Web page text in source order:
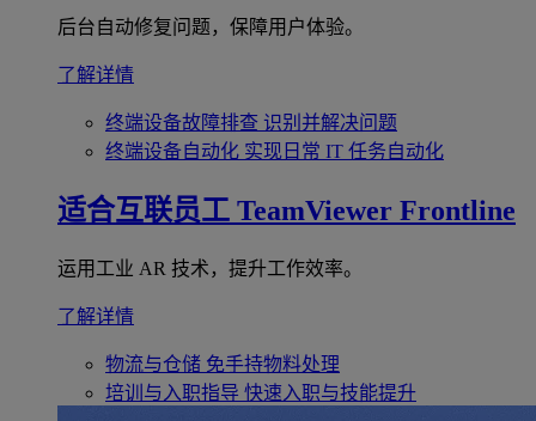
后台自动修复问题，保障用户体验。
了解详情
终端设备故障排查 识别并解决问题
终端设备自动化 实现日常 IT 任务自动化
适合互联员工 TeamViewer Frontline
运用工业 AR 技术，提升工作效率。
了解详情
物流与仓储 免手持物料处理
培训与入职指导 快速入职与技能提升